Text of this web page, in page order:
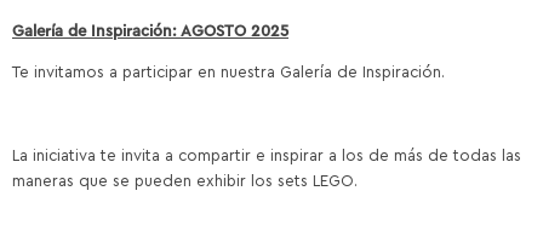
Galería de Inspiración: AGOSTO 2025
Te invitamos a participar en nuestra Galería de Inspiración.
La iniciativa te invita a compartir e inspirar a los de más de todas las
maneras que se pueden exhibir los sets LEGO.